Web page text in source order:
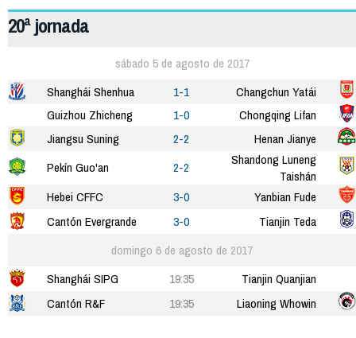
20ª jornada
sábado 5 de agosto de 2017
Shanghái Shenhua
1-1
Changchun Yatái
Guizhou Zhicheng
1-0
Chongqing Lifan
Jiangsu Suning
2-2
Henan Jianye
Pekín Guo'an
2-2
Shandong Luneng
Taishán
Hebei CFFC
3-0
Yanbian Fude
Cantón Evergrande
3-0
Tianjin Teda
domingo 6 de agosto de 2017
Shanghái SIPG
19:35
Tianjin Quanjian
Cantón R&F
19:35 Liaoning Whowin